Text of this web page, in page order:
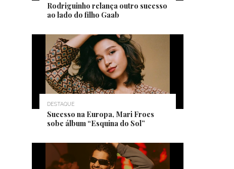
Rodriguinho relança outro sucesso
ao lado do filho Gaab
DESTAQUE
Sucesso na Europa, Mari Froes
sobe álbum “Esquina do Sol”